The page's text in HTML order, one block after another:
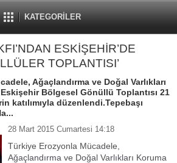
KATEGORİLER
ESKİŞEHİR’DE
TOPLANTISI’
Ağaçlandırma ve Doğal Varlıkları
Eskişehir Bölgesel Gönüllü Toplantısı 21
katılımıyla düzenlendi.Tepebaşı
28 Mart 2015 Cumartesi 14:18
Türkiye Erozyonla Mücadele,
Ağaçlandırma ve Doğal Varlıkları Koruma